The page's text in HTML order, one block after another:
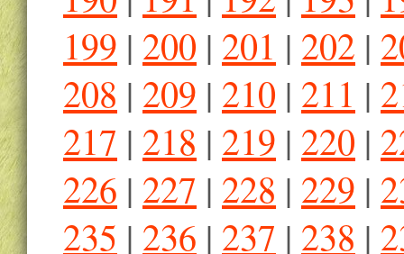
199 | 200 | 201 | 202 |
208 | 209 | 210 | 211 |
217 | 218 | 219 | 220 |
226 | 227 | 228 | 229 |
235 | 236 | 237 | 238 |